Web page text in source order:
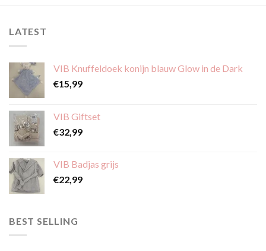
gekozen
LATEST
VIB Knuffeldoek konijn blauw Glow in de Dark
€15,99
VIB Giftset
€32,99
VIB Badjas grijs
€22,99
BEST SELLING